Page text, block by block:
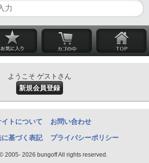
ようこそ ゲストさん
新規会員登録
イトについて お問い合わせ
基づく表記 プライバシーポリシー
2005- 2026 bungoff All rights reserved.